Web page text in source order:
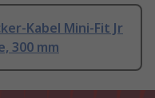
Kabel Mini-Fit Jr
300 mm